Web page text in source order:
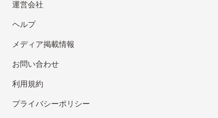
運営会社
ヘルプ
メディア掲載情報
お問い合わせ
利用規約
プライバシーポリシー